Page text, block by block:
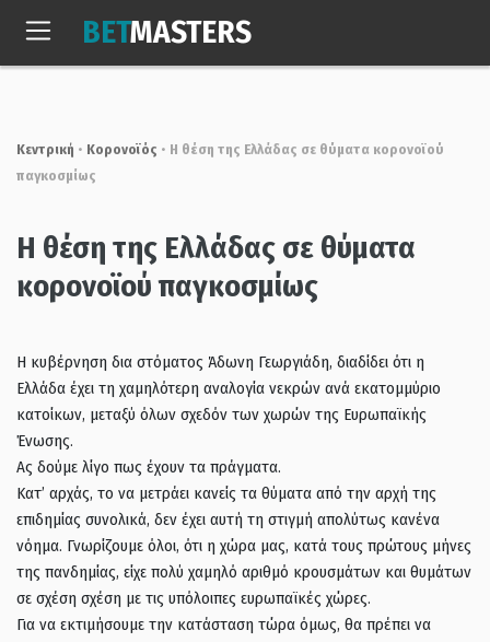
Πεμ, 6 Αυγ. 2026
BETMASTERS
Κεντρική • Κορονοϊός • Η θέση της Ελλάδας σε θύματα κορονοϊού
παγκοσμίως
Η θέση της Ελλάδας σε θύματα
κορονοϊού παγκοσμίως
Η κυβέρνηση δια στόματος Άδωνη Γεωργιάδη, διαδίδει ότι η
Ελλάδα έχει τη χαμηλότερη αναλογία νεκρών ανά εκατομμύριο
κατοίκων, μεταξύ όλων σχεδόν των χωρών της Ευρωπαϊκής
Ένωσης.
Ας δούμε λίγο πως έχουν τα πράγματα.
Κατ’ αρχάς, το να μετράει κανείς τα θύματα από την αρχή της
επιδημίας συνολικά, δεν έχει αυτή τη στιγμή απολύτως κανένα
νόημα. Γνωρίζουμε όλοι, ότι η χώρα μας, κατά τους πρώτους μήνες
της πανδημίας, είχε πολύ χαμηλό αριθμό κρουσμάτων και θυμάτων
σε σχέση σχέση με τις υπόλοιπες ευρωπαϊκές χώρες.
Για να εκτιμήσουμε την κατάσταση τώρα όμως, θα πρέπει να